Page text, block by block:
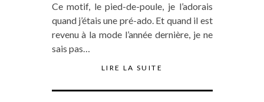
Ce motif, le pied-de-poule, je l’adorais
quand j’étais une pré-ado. Et quand il est
revenu à la mode l’année dernière, je ne
sais pas…
LIRE LA SUITE